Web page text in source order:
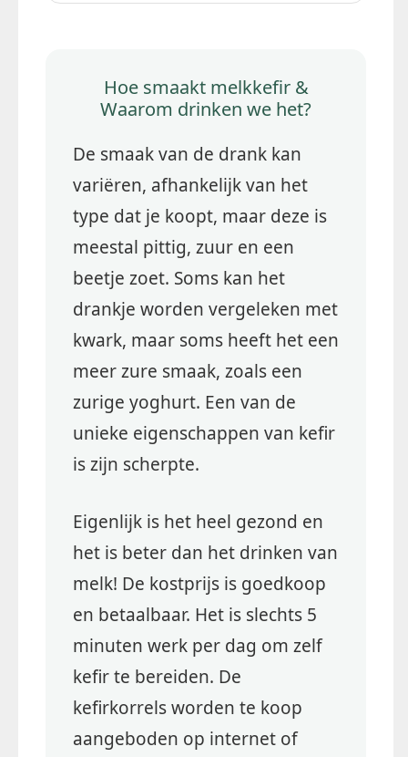
Hoe smaakt melkkefir &
Waarom drinken we het?
De smaak van de drank kan
variëren, afhankelijk van het
type dat je koopt, maar deze is
meestal pittig, zuur en een
beetje zoet. Soms kan het
drankje worden vergeleken met
kwark, maar soms heeft het een
meer zure smaak, zoals een
zurige yoghurt. Een van de
unieke eigenschappen van kefir
is zijn scherpte.
Eigenlijk is het heel gezond en
het is beter dan het drinken van
melk! De kostprijs is goedkoop
en betaalbaar. Het is slechts 5
minuten werk per dag om zelf
kefir te bereiden. De
kefirkorrels worden te koop
aangeboden op internet of